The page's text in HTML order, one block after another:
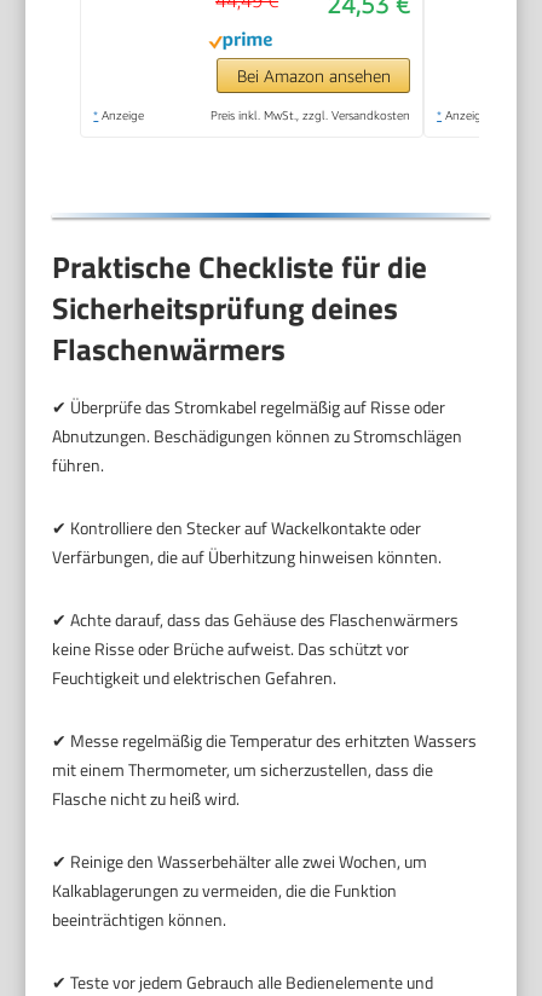
Minuten Aufwärmzeit,
digitale
Temperaturanzeige,
passend für alle
handelsüblichen
Bei Amazon ansehen
* Anzeige Preis inkl. MwSt., zzgl. Versandkosten * Anzeige
Praktische Checkliste für die
Sicherheitsprüfung deines
Flaschenwärmers
✔ Überprüfe das Stromkabel regelmäßig auf Risse oder
Abnutzungen. Beschädigungen können zu Stromschlägen
führen.
✔ Kontrolliere den Stecker auf Wackelkontakte oder
Verfärbungen, die auf Überhitzung hinweisen könnten.
✔ Achte darauf, dass das Gehäuse des Flaschenwärmers
keine Risse oder Brüche aufweist. Das schützt vor
Feuchtigkeit und elektrischen Gefahren.
✔ Messe regelmäßig die Temperatur des erhitzten Wassers
mit einem Thermometer, um sicherzustellen, dass die
Flasche nicht zu heiß wird.
✔ Reinige den Wasserbehälter alle zwei Wochen, um
Kalkablagerungen zu vermeiden, die die Funktion
beeinträchtigen können.
✔ Teste vor jedem Gebrauch alle Bedienelemente und